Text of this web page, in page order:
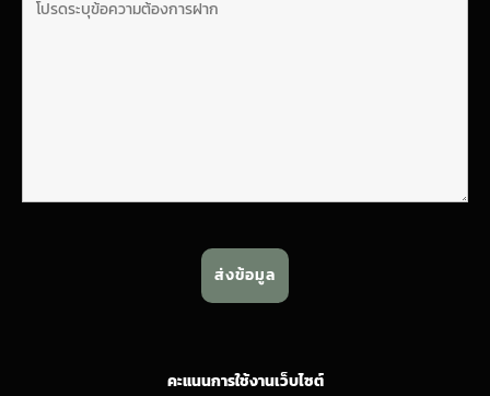
คะแนนการใช้งานเว็บไซต์